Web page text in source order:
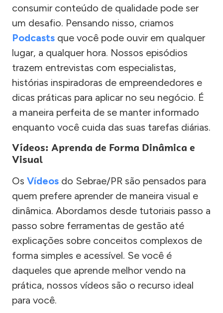
consumir conteúdo de qualidade pode ser
um desafio. Pensando nisso, criamos
Podcasts que você pode ouvir em qualquer
lugar, a qualquer hora. Nossos episódios
trazem entrevistas com especialistas,
histórias inspiradoras de empreendedores e
dicas práticas para aplicar no seu negócio. É
a maneira perfeita de se manter informado
enquanto você cuida das suas tarefas diárias.
Vídeos: Aprenda de Forma Dinâmica e
Visual
Os Vídeos do Sebrae/PR são pensados para
quem prefere aprender de maneira visual e
dinâmica. Abordamos desde tutoriais passo a
passo sobre ferramentas de gestão até
explicações sobre conceitos complexos de
forma simples e acessível. Se você é
daqueles que aprende melhor vendo na
prática, nossos vídeos são o recurso ideal
para você.